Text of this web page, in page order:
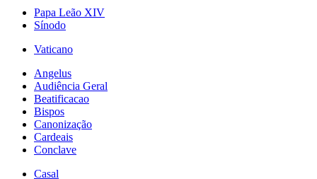
Papa Leão XIV
Sínodo
Vaticano
Angelus
Audiência Geral
Beatificacao
Bispos
Canonização
Cardeais
Conclave
Casal